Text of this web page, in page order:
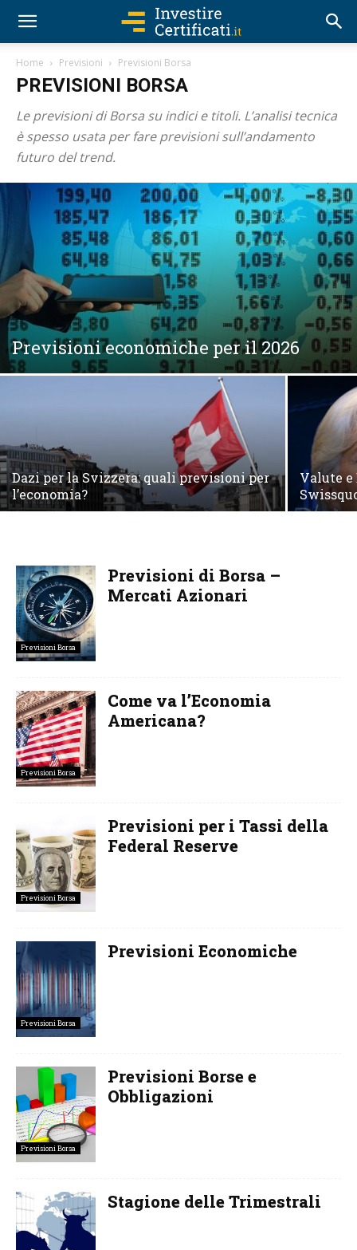
Home Previsioni Previsioni Borsa
PREVISIONI BORSA
Le previsioni di Borsa su indici e titoli. L’analisi tecnica
è spesso usata per fare previsioni sull’andamento
futuro del trend.
Previsioni economiche per il 2026
Dazi per la Svizzera: quali previsioni per
l’economia?
Valute e
Previsioni Borsa
Previsioni di Borsa –
Mercati Azionari
Previsioni Borsa
Come va l’Economia
Americana?
Previsioni Borsa
Previsioni per i Tassi della
Federal Reserve
Previsioni Borsa
Previsioni Economiche
Previsioni Borsa
Previsioni Borse e
Obbligazioni
Stagione delle Trimestrali